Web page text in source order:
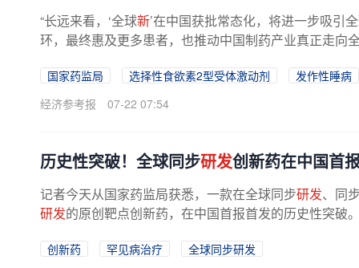
“长远来看，‘全球新’在中国获批常态化，将进一步吸引
环，最终惠及更多患者，也推动中国制药产业真正走向
国家药监局 选择性食欲素2型受体激动剂
发作性睡病
经济参考报
07-22 07:54
历史性突破！全球同步研发创新药在中国首
记者今天从国家药监局获悉，一款在全球同步研发、同
研发的原创靶点创新药，在中国首报首发的历史性突破
创新药 罕见病治疗
全球同步研发